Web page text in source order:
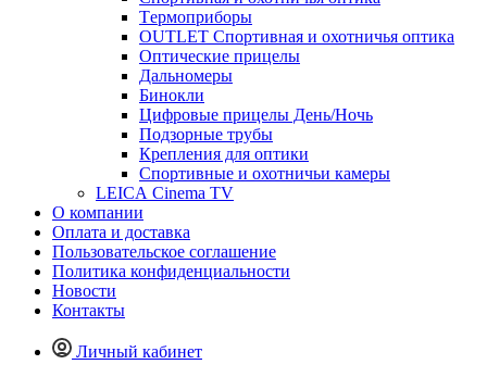
Tермоприборы
OUTLET Спортивная и охотничья оптика
Оптические прицелы
Дальномеры
Бинокли
Цифровые прицелы День/Ночь
Подзорные трубы
Крепления для оптики
Спортивные и охотничьи камеры
LEICA Cinema TV
О компании
Оплата и доставка
Пользовательское соглашение
Политика конфиденциальности
Новости
Контакты
Личный кабинет